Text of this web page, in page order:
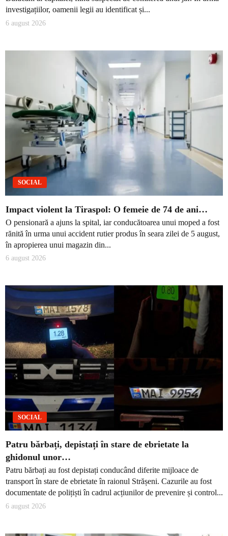
investigațiilor, oamenii legii au identificat și...
6 august 2026
SOCIAL
Impact violent la Tiraspol: O femeie de 74 de ani…
O pensionară a ajuns la spital, iar conducătoarea unui moped a fost
rănită în urma unui accident rutier produs în seara zilei de 5 august,
în apropierea unui magazin din...
6 august 2026
SOCIAL
Patru bărbați, depistați în stare de ebrietate la
ghidonul unor…
Patru bărbați au fost depistați conducând diferite mijloace de
transport în stare de ebrietate în raionul Strășeni. Cazurile au fost
documentate de polițiști în cadrul acțiunilor de prevenire și control...
6 august 2026